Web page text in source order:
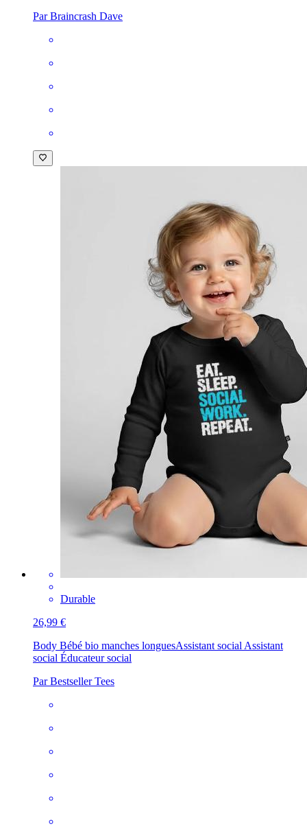
Par Braincrash Dave
Durable
26,99 €
Body Bébé bio manches longuesAssistant social Assistant
social Éducateur social
Par Bestseller Tees